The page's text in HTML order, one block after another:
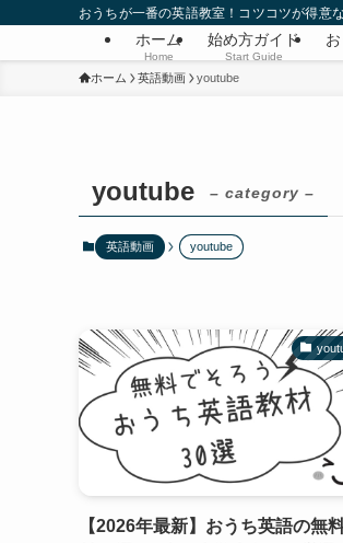
おうちが一番の英語教室！コツコツが得意
ホーム
Home
始め方ガイド
Start Guide
ホーム 英語動画 youtube
youtube – category –
英語動画 youtube
【2026年最新】おうち英語の無